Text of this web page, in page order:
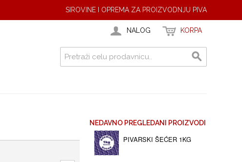
SIROVINE I OPREMA ZA PROIZVODNJU PIVA
NALOG KORPA
NEDAVNO PREGLEDANI PROIZVODI
PIVARSKI ŠEĆER 1KG